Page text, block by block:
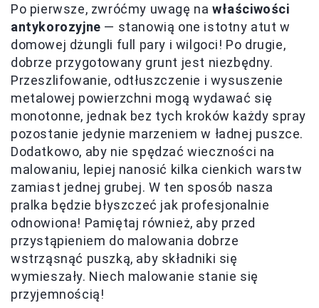
Po pierwsze, zwróćmy uwagę nawłaściwości
antykorozyjne — stanowią one istotny atut w
domowej dżungli full pary i wilgoci! Po drugie,
dobrze przygotowany grunt jest niezbędny.
Przeszlifowanie, odtłuszczenie i wysuszenie
metalowej powierzchni mogą wydawać się
monotonne, jednak bez tych kroków każdy spray
pozostanie jedynie marzeniem w ładnej puszce.
Dodatkowo, aby nie spędzać wieczności na
malowaniu, lepiej nanosić kilka cienkich warstw
zamiast jednej grubej. W ten sposób nasza
pralka będzie błyszczeć jak profesjonalnie
odnowiona! Pamiętaj również, aby przed
przystąpieniem do malowania dobrze
wstrząsnąć puszką, aby składniki się
wymieszały. Niech malowanie stanie się
przyjemnością!